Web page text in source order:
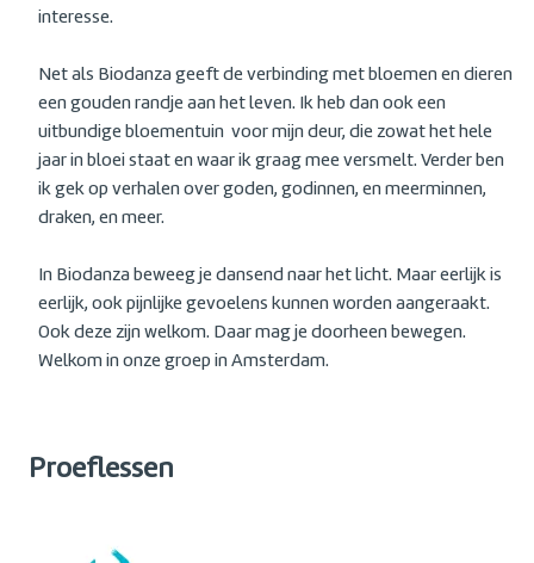
interesse.
Net als Biodanza geeft de verbinding met bloemen en dieren
een gouden randje aan het leven. Ik heb dan ook een
uitbundige bloementuin voor mijn deur, die zowat het hele
jaar in bloei staat en waar ik graag mee versmelt. Verder ben
ik gek op verhalen over goden, godinnen, en meerminnen,
draken, en meer.
In Biodanza beweeg je dansend naar het licht. Maar eerlijk is
eerlijk, ook pijnlijke gevoelens kunnen worden aangeraakt.
Ook deze zijn welkom. Daar mag je doorheen bewegen.
Welkom in onze groep in Amsterdam.
Proeflessen